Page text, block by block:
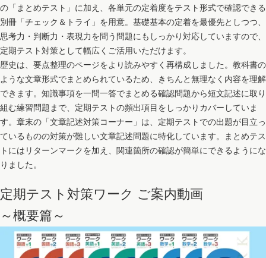
の「まとめテスト」に加え、各単元の定着度をテスト形式で確認できる
別冊「チェック＆トライ」を用意。基礎基本の定着を最優先としつつ、
思考力・判断力・表現力を問う問題にもしっかり対応していますので、
定期テスト対策として幅広くご活用いただけます。
歴史は、要点整理のページをより読みやすく再構成しました。教科書の
ような文章形式でまとめられているため、きちんと無理なく内容を理解
できます。知識事項を一問一答でまとめる確認問題から短文記述に取り
組む練習問題まで、定期テストの頻出項目をしっかりカバーしていま
す。章末の「文章記述対策コーナー」は、定期テストでの出題が目立っ
ているものの対策が難しい文章記述問題に特化しています。まとめテス
トにはリターンマークを加え、関連箇所の確認が簡単にできるようにな
りました。
定期テスト対策ワーク ご案内動画
～概要篇～